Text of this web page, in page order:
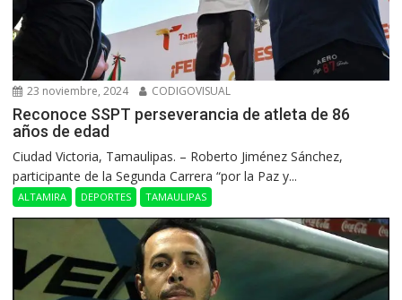
23 noviembre, 2024 CODIGOVISUAL
Reconoce SSPT perseverancia de atleta de 86
años de edad
Ciudad Victoria, Tamaulipas. – Roberto Jiménez Sánchez,
participante de la Segunda Carrera “por la Paz y...
ALTAMIRA DEPORTES TAMAULIPAS